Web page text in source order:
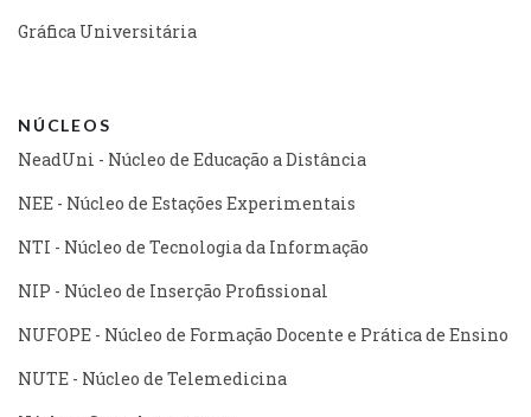
Gráfica Universitária
NÚCLEOS
NeadUni - Núcleo de Educação a Distância
NEE - Núcleo de Estações Experimentais
NTI - Núcleo de Tecnologia da Informação
NIP - Núcleo de Inserção Profissional
NUFOPE - Núcleo de Formação Docente e Prática de Ensino
NUTE - Núcleo de Telemedicina